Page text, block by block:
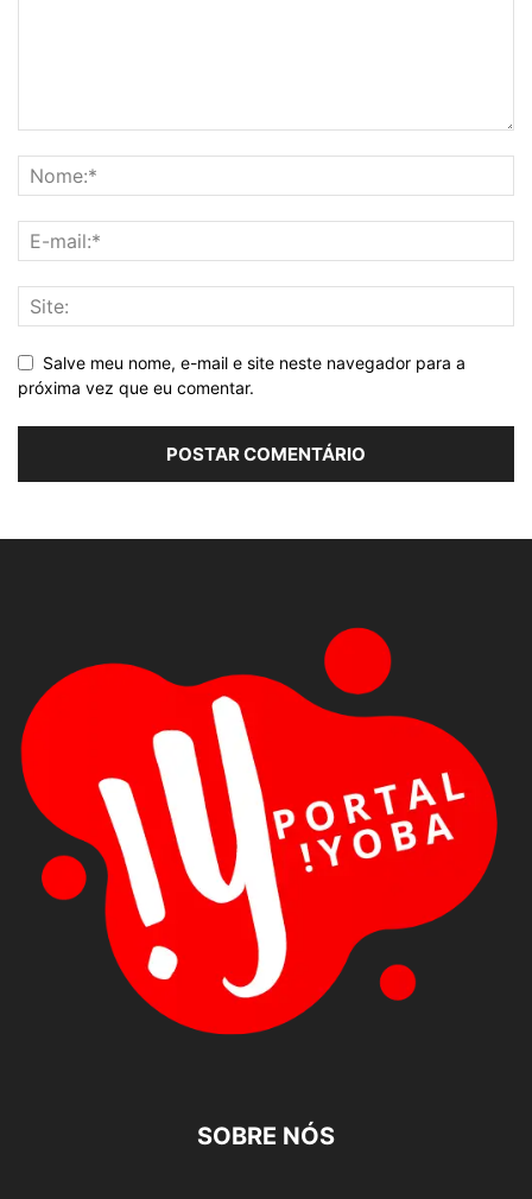
Salve meu nome, e-mail e site neste navegador para a
próxima vez que eu comentar.
SOBRE NÓS